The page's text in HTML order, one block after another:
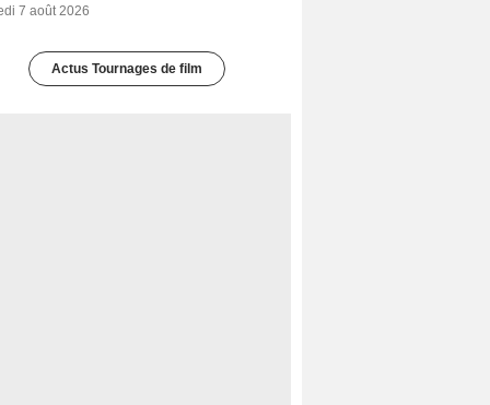
7 août 2026
Actus Tournages de film